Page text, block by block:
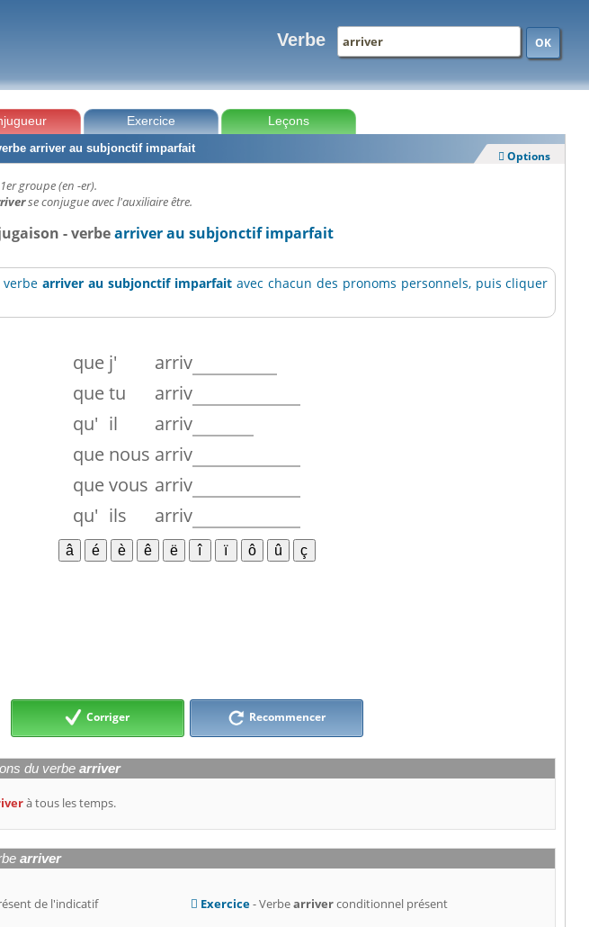
Verbe OK
Exercice
Leçons
arriver au subjonctif imparfait
 Options
groupe (en -er).
se conjugue avec l'auxiliaire être.
- verbearriver au subjonctif imparfait
verbearriver au subjonctif imparfaitavec chacun des pronoms personnels, puis cliquer
que j'
arriv
quetu
arriv
qu' il
arriv
que nous arriv
quevous arriv
qu' ils arriv
Corriger Recommencer
du verbearriver
à tous les temps.
arriver
de l'indicatif
Exercice- Verbearriverconditionnel présent